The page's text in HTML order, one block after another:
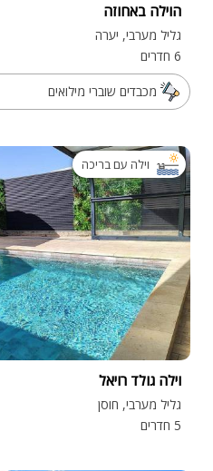
הוילה באחוזה
גליל מערבי, יערה
6 חדרים
מכבדים שוברי מילואים
וילה עם בריכה
וילה גולד רויאל
גליל מערבי, חוסן
5 חדרים